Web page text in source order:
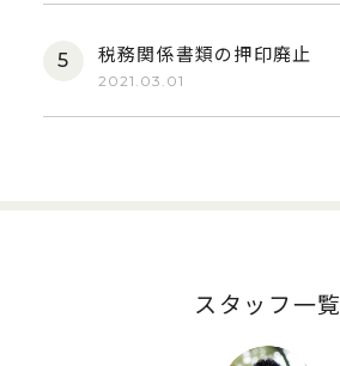
税務関係書類の押印廃止
2021.03.01
スタッフ一覧